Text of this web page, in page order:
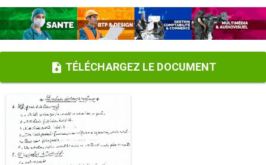
TÉLÉCHARGEZ LE DOCUMENT